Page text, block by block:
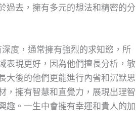
過去，擁有多元的想法和精密的分
度，通常擁有強烈的求知慾，所
表現更好，因為他們擅長分析，敏
大後的他們更能進行內省和沉默思
，擁有智慧和直覺力，展現出理智
趣。一生中會擁有幸運和貴人的加